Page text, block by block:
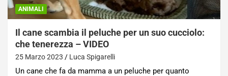
ANIMALI
Il cane scambia il peluche per un suo cucciolo:
che tenerezza – VIDEO
25 Marzo 2023 Luca Spigarelli
Un cane che fa da mamma a un peluche per quanto